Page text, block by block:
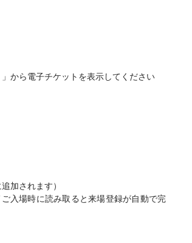
から電子チケットを表示してください
加されます）
入場時に読み取ると来場登録が自動で完